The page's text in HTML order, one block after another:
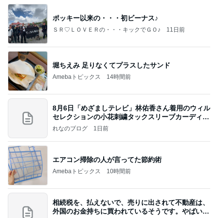
ポッキー以来の・・・初ビーナス♪
ＳＲ♡ＬＯＶＥＲの・・・キックでＧＯ♪ 11日前
堀ちえみ 足りなくてプラスしたサンド
Amebaトピックス 14時間前
8月6日「めざましテレビ」林佑香さん着用のウィル
セレクションの小花刺繍タックスリーブカーディガ
ン
れなのブログ 1日前
エアコン掃除の人が言ってた節約術
Amebaトピックス 10時間前
相続税を、払えないで、売りに出されて不動産は、
外国のお金持ちに買われているそうです。やばいで